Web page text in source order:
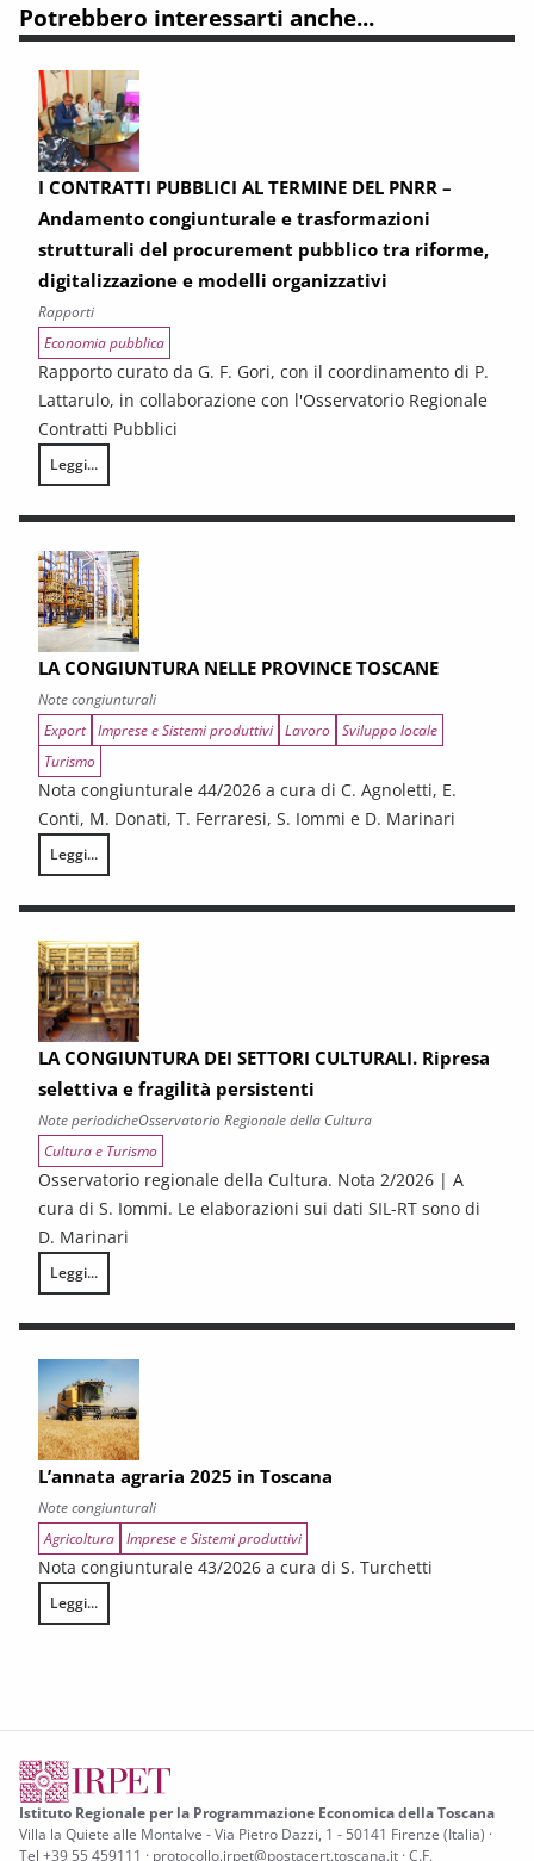
Potrebbero interessarti anche...
I CONTRATTI PUBBLICI AL TERMINE DEL PNRR –
Andamento congiunturale e trasformazioni
strutturali del procurement pubblico tra riforme,
digitalizzazione e modelli organizzativi
Rapporti
Economia pubblica
Rapporto curato da G. F. Gori, con il coordinamento di P.
Lattarulo, in collaborazione con l'Osservatorio Regionale
Contratti Pubblici
Leggi...
I CONTRATTI PUBBLICI AL TERMINE DEL PNRR – Andamento
LA CONGIUNTURA NELLE PROVINCE TOSCANE
Note congiunturali
Export Imprese e Sistemi produttivi Lavoro Sviluppo locale
Turismo
Nota congiunturale 44/2026 a cura di C. Agnoletti, E.
Conti, M. Donati, T. Ferraresi, S. Iommi e D. Marinari
Leggi...
LA CONGIUNTURA NELLE PROVINCE TOSCANE
LA CONGIUNTURA DEI SETTORI CULTURALI. Ripresa
selettiva e fragilità persistenti
Note periodicheOsservatorio Regionale della Cultura
Cultura e Turismo
Osservatorio regionale della Cultura. Nota 2/2026 | A
cura di S. Iommi. Le elaborazioni sui dati SIL-RT sono di
D. Marinari
Leggi...
LA CONGIUNTURA DEI SETTORI CULTURALI. Ripresa selettiva e
L’annata agraria 2025 in Toscana
Note congiunturali
Agricoltura Imprese e Sistemi produttivi
Nota congiunturale 43/2026 a cura di S. Turchetti
Leggi...
L’annata agraria 2025 in Toscana
Istituto Regionale per la Programmazione Economica della Toscana
Villa la Quiete alle Montalve - Via Pietro Dazzi, 1 - 50141 Firenze (Italia) ·
Tel +39 55 459111 · protocollo.irpet@postacert.toscana.it · C.F.